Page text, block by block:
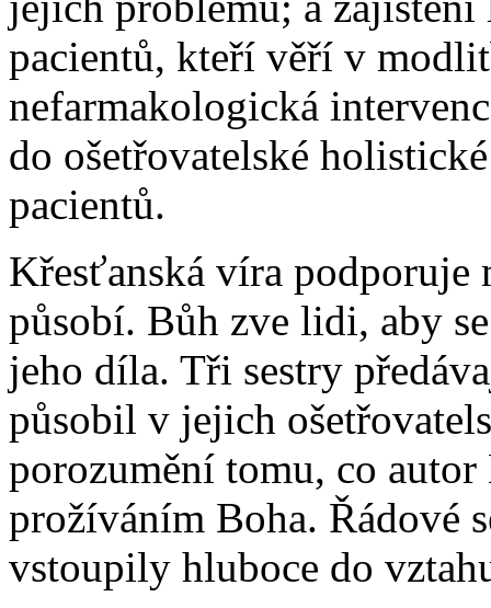
pacientů, kteří věří v
nefarmakologická
do ošetřovatelské
pacientů.
Křesťanská víra podporuje
působí. Bůh zve lidi, aby
jeho díla. Tři sestry
působil v jejich
porozumění tomu, co
prožíváním Boha. Řádové
vstoupily hluboce do